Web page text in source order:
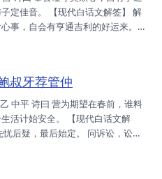
念布施，修德之足，老天垂之，祈
定佳音。 【现代白话文解签】 解
事，自会有亨通吉利的好运来。目
时，一定会有好消息的。 问疾病，
方能旺盛。 财利：忍受时艰，再
：蝇头之利，亦为利也，不宜贪
身之后，一切平安，修吾身心。
叔牙荐管仲
活计始安全。 【现代白话文解
后疑，最后始定。 问诉讼，讼则
也须秋天过后，才安全无虑。 问